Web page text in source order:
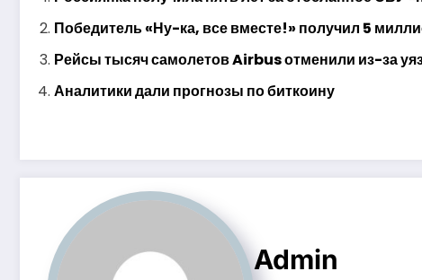
Победитель «Ну-ка, все вместе!» получил 5
Рейсы тысяч самолетов Airbus отменили из-за
Аналитики дали прогнозы по биткоину
Admin